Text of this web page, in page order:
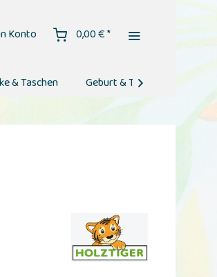
Konto 0,00 € *
& Taschen Geburt & Taufe
